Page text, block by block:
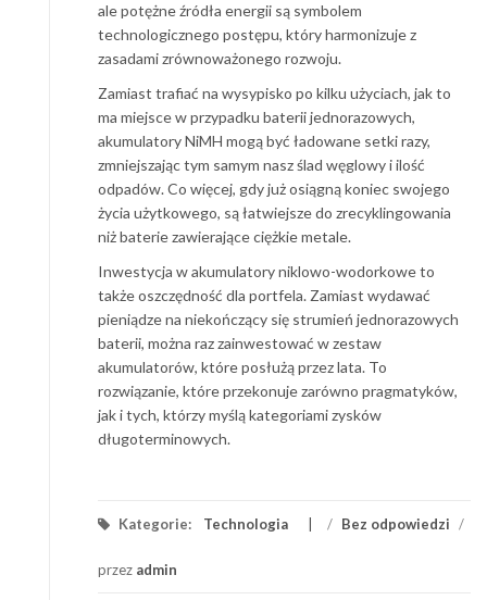
ale potężne źródła energii są symbolem
technologicznego postępu, który harmonizuje z
zasadami zrównoważonego rozwoju.
Zamiast trafiać na wysypisko po kilku użyciach, jak to
ma miejsce w przypadku baterii jednorazowych,
akumulatory NiMH mogą być ładowane setki razy,
zmniejszając tym samym nasz ślad węglowy i ilość
odpadów. Co więcej, gdy już osiągną koniec swojego
życia użytkowego, są łatwiejsze do zrecyklingowania
niż baterie zawierające ciężkie metale.
Inwestycja w akumulatory niklowo-wodorkowe to
także oszczędność dla portfela. Zamiast wydawać
pieniądze na niekończący się strumień jednorazowych
baterii, można raz zainwestować w zestaw
akumulatorów, które posłużą przez lata. To
rozwiązanie, które przekonuje zarówno pragmatyków,
jak i tych, którzy myślą kategoriami zysków
długoterminowych.
Kategorie: Technologia / Bez odpowiedzi /
przez admin